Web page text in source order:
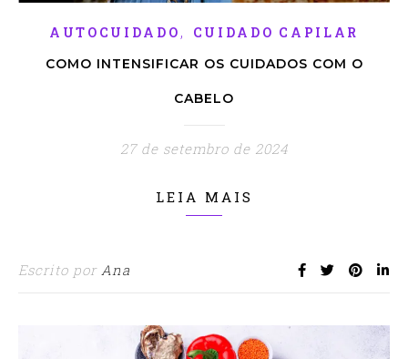
AUTOCUIDADO , CUIDADO CAPILAR
COMO INTENSIFICAR OS CUIDADOS COM O
CABELO
27 de setembro de 2024
LEIA MAIS
Escrito por Ana